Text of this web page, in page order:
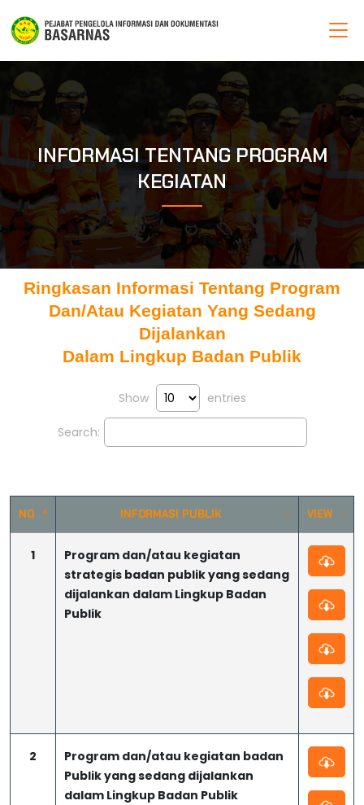
INFORMASI TENTANG PROGRAM
KEGIATAN
Ringkasan Informasi Tentang Program
Dan/atau Kegiatan Yang Sedang
Dijalankan
Dalam Lingkup Badan Publik
Show entries
Search:
NO INFORMASI PUBLIK VIEW
1
Program dan/atau kegiatan
strategis badan publik yang sedang
dijalankan dalam Lingkup Badan
Publik
2
Program dan/atau kegiatan badan
Publik yang sedang dijalankan
dalam Lingkup Badan Publik